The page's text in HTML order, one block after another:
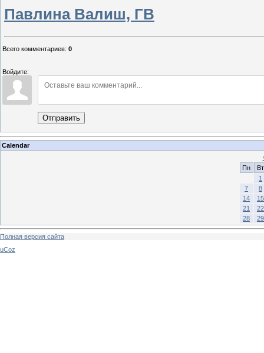
Павлина Валиш, ГВ
Всего комментариев: 0
Войдите:
Отправить
Calendar
Пн
Вт
1
7
8
14
15
21
22
28
29
Полная версия сайта
uCoz